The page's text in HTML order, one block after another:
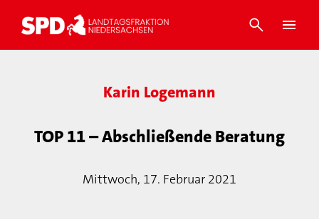
Karin Logemann
TOP 11 – Abschließende Beratung
Mittwoch, 17. Februar 2021